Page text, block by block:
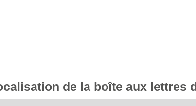
de la boîte aux lettres